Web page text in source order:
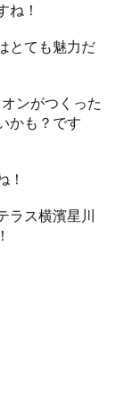
ね！
とても魅力だ
ンがつくった
かも？です
！
ラス横濱星川